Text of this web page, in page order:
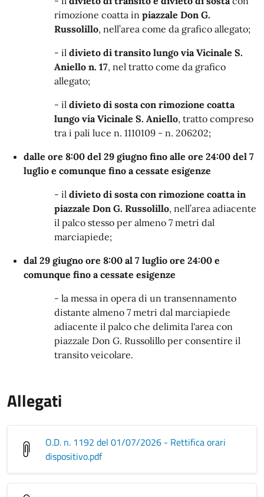
rimozione coatta in piazzale Don G.
Russolillo, nell’area come da grafico allegato;
- il divieto di transito lungo via Vicinale S.
Aniello n. 17, nel tratto come da grafico
allegato;
- il divieto di sosta con rimozione coatta
lungo via Vicinale S. Aniello, tratto compreso
tra i pali luce n. 1110109 - n. 206202;
dalle ore 8:00 del 29 giugno fino alle ore 24:00 del 7
luglio e comunque fino a cessate esigenze
- il divieto di sosta con rimozione coatta in
piazzale Don G. Russolillo, nell’area adiacente
il palco stesso per almeno 7 metri dal
marciapiede;
dal 29 giugno ore 8:00 al 7 luglio ore 24:00 e
comunque fino a cessate esigenze
- la messa in opera di un transennamento
distante almeno 7 metri dal marciapiede
adiacente il palco che delimita l'area con
piazzale Don G. Russolillo per consentire il
transito veicolare.
Allegati
O.D. n. 1192 del 01/07/2026 - Rettifica orari
dispositivo.pdf